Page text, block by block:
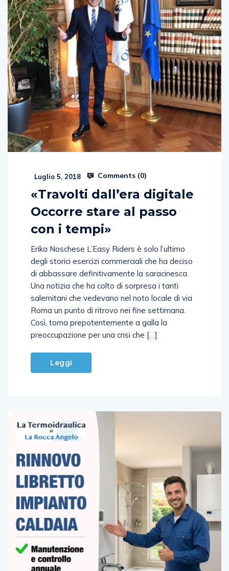
Luglio 5, 2018 Comments (0)
«Travolti dall’era digitale
Occorre stare al passo
con i tempi»
Erika Noschese L’Easy Riders è solo l’ultimo
degli storici esercizi commerciali che ha deciso
di abbassare definitivamente la saracinesca.
Una notizia che ha colto di sorpresa i tanti
salernitani che vedevano nel noto locale di via
Roma un punto di ritrovo nei fine settimana.
Così, torna prepotentemente a galla la
preoccupazione per una crisi che […]
Leggi